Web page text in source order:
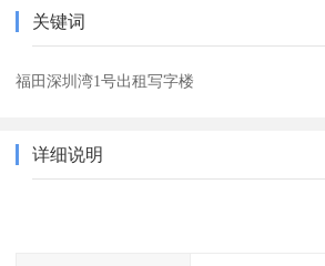
关键词
福田深圳湾1号出租写字楼
详细说明